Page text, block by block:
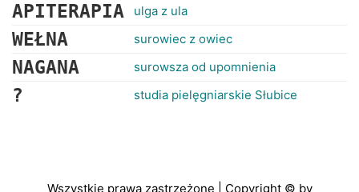
APITERAPIA ulga z ula
WEŁNA surowiec z owiec
NAGANA surowsza od upomnienia
? studia pielęgniarskie Słubice
Wszystkie prawa zastrzeżone | Copyright © by